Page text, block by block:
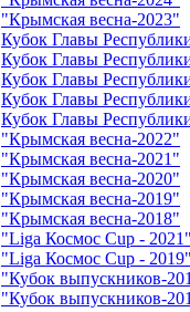
"Крымская весна-2023"
Кубок Главы
Кубок Главы
Кубок Главы
Кубок Главы
Кубок Главы
"Крымская весна-2022"
"Крымская весна-2021"
"Крымская весна-2020"
"Крымская весна-2019"
"Крымская весна-2018"
"Liga Космос Cup - 2021"
"Liga Космос Cup - 2019"
"Кубок выпускников-
"Кубок выпускников-